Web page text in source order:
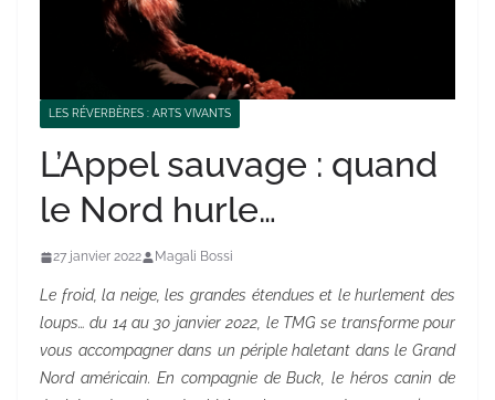
LES RÉVERBÈRES : ARTS VIVANTS
L’Appel sauvage : quand
le Nord hurle…
27 janvier 2022 Magali Bossi
Le froid, la neige, les grandes étendues et le hurlement des
loups… du 14 au 30 janvier 2022, le TMG se transforme pour
vous accompagner dans un périple haletant dans le Grand
Nord américain. En compagnie de Buck, le héros canin de